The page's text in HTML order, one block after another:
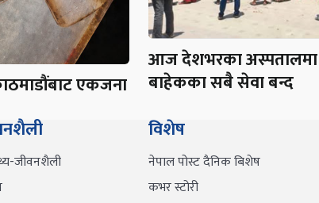
एकजना
आज देशभरका
बाहेकका सबै सेवा बन्द
जीवनशैली
विशेष
नेपाल पोस्ट दैनिक बिशेष
कभर स्टोरी